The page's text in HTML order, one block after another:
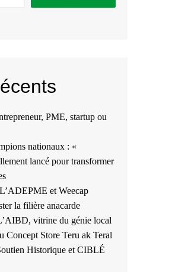
PME, startup ou
nationaux : «
lancé pour transformer
et Weecap
la filière anacarde
vitrine du génie local
Concept Store Teru ak Teral
Historique et CIBLÉ